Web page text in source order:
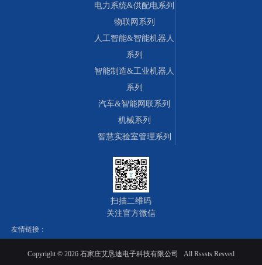
电力系统&供配电系列
物联网系列
人工智能&智能机器人
系列
智能制造&工业机器人
系列
汽车&智能网联系列
机械系列
智慧实验室管理系列
扫描二维码
关注官方微信
友情链接：
Copyright © 2026 石家庄艾恳迪电子科技有限公司 All Rsssts Resved